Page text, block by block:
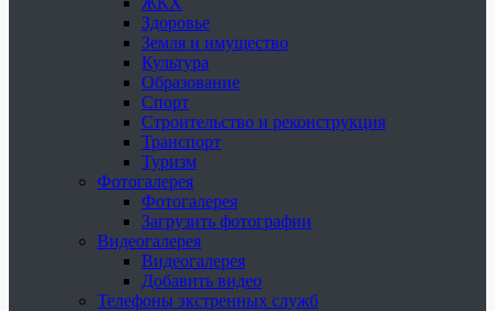
Здоровье
Земля и имущество
Культура
Образование
Спорт
Строительство и реконструкция
Транспорт
Туризм
Фотогалерея
Фотогалерея
Загрузить фотографии
Видеогалерея
Видеогалерея
Добавить видео
Телефоны экстренных служб